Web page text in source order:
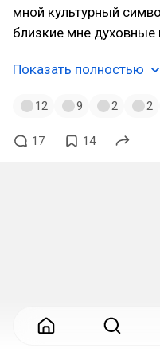
мной культурный
близкие мне духовные
Показать полностью
12 9 2 2
17 14